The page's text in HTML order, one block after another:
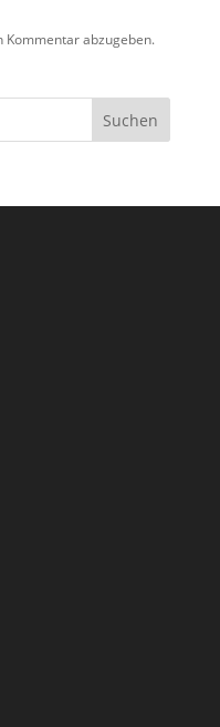
Kommentar abzugeben.